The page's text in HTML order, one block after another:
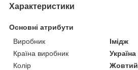
Характеристики
Основні атрибути
Виробник
Імідж
Країна виробник
Україна
Колір
Жовтий